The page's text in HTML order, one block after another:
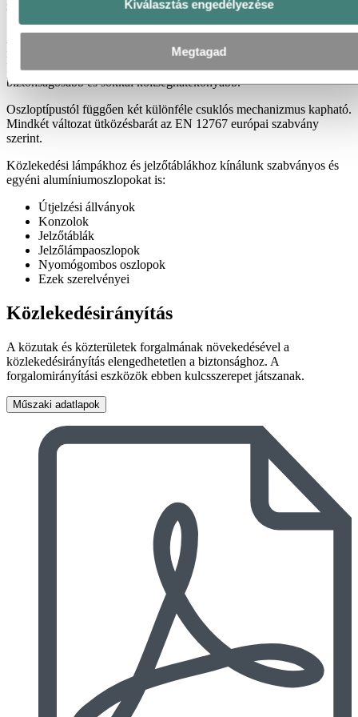
Kiválasztás engedélyezése
Megtagad
süllyeszthető oszlopok
igényelnek. Könnyen emelhető és süllyeszthető csuklós oszlop (pl.
HiLo termékünk) választása esetén a karbantartás egyszerűbb,
biztonságosabb és sokkal költséghatékonyabb.
Oszloptípustól függően két különféle csuklós mechanizmus kapható.
Mindkét változat ütközésbarát az EN 12767 európai szabvány
szerint.
Közlekedési lámpákhoz és jelzőtáblákhoz kínálunk szabványos és
egyéni alumíniumoszlopokat is:
Útjelzési állványok
Konzolok
Jelzőtáblák
Jelzőlámpaoszlopok
Nyomógombos oszlopok
Ezek szerelvényei
Közlekedésirányítás
A közutak és közterületek forgalmának növekedésével a
közlekedésirányítás elengedhetetlen a biztonsághoz. A
forgalomirányítási eszközök ebben kulcsszerepet játszanak.
Műszaki adatlapok